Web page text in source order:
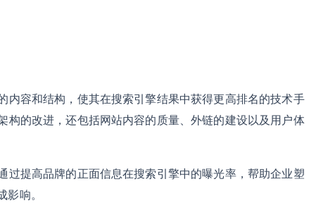
内容和结构，使其在搜索引擎结果中获得更高排名的技术手
构的改进，还包括网站内容的质量、外链的建设以及用户体
过提高品牌的正面信息在搜索引擎中的曝光率，帮助企业塑
响。